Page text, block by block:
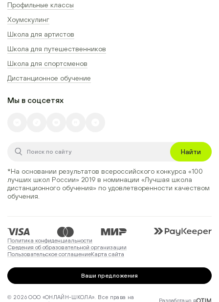
Профильные классы
Хоумскулинг
Школа для артистов
Школа для путешественников
Школа для спортсменов
Дистанционное обучение
Мы в соцсетях
Найти
*На основании результатов всероссийского конкурса «100
лучших школ России» 2019 в номинации «Лучшая школа
дистанционного обучения» по удовлетворенности качеством
обучения.
Политика конфиденциальности
Сведения об образовательной организации
Пользовательское соглашениеКарта сайта
Ваши предложения
© 2026 ООО «ОНЛАЙН-ШКОЛА». Все права на
Разработано в